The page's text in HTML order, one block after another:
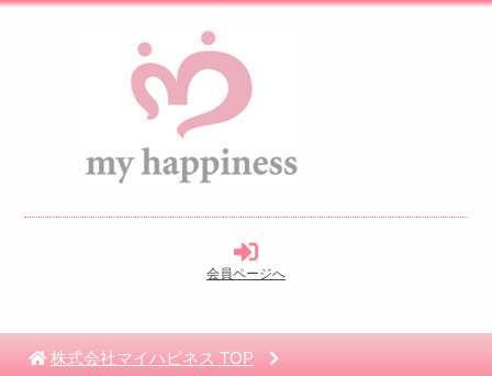
会員ページへ
株式会社マイハピネス TOP